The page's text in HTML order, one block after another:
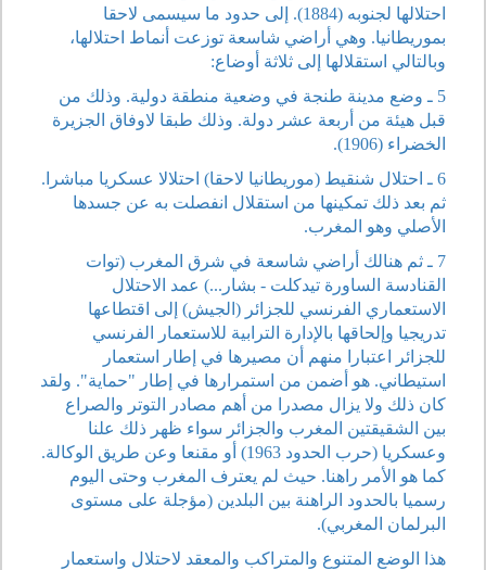
احتلالها لجنوبه (1884). إلى حدود ما سيسمى لاحقا
بموريطانيا. وهي أراضي شاسعة توزعت أنماط احتلالها،
وبالتالي استقلالها إلى ثلاثة أوضاع:
5 ـ وضع مدينة طنجة في وضعية منطقة دولية. وذلك من
قبل هيئة من أربعة عشر دولة. وذلك طبقا لاوفاق الجزيرة
الخضراء (1906).
6 ـ احتلال شنقيط (موريطانيا لاحقا) احتلالا عسكريا مباشرا.
ثم بعد ذلك تمكينها من استقلال انفصلت به عن جسدها
الأصلي وهو المغرب.
7 ـ ثم هنالك أراضي شاسعة في شرق المغرب (توات
القنادسة الساورة تيدكلت - بشار...) عمد الاحتلال
الاستعماري الفرنسي للجزائر (الجيش) إلى اقتطاعها
تدريجيا وإلحاقها بالإدارة الترابية للاستعمار الفرنسي
للجزائر اعتبارا منهم أن مصيرها في إطار استعمار
استيطاني. هو أضمن من استمرارها في إطار "حماية". ولقد
كان ذلك ولا يزال مصدرا من أهم مصادر التوتر والصراع
بين الشقيقتين المغرب والجزائر سواء ظهر ذلك علنا
وعسكريا (حرب الحدود 1963) أو مقنعا وعن طريق الوكالة.
كما هو الأمر راهنا. حيث لم يعترف المغرب وحتى اليوم
رسميا بالحدود الراهنة بين البلدين (مؤجلة على مستوى
البرلمان المغربي).
هذا الوضع المتنوع والمتراكب والمعقد لاحتلال واستعمار